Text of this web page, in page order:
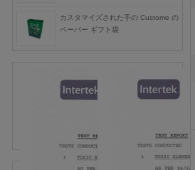
カスタマイズされた手の Custome の
ペーパー ギフト袋